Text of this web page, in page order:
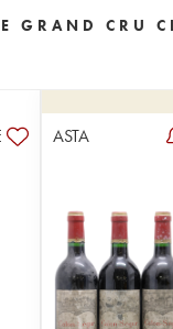
GRAND CRU
ASTA